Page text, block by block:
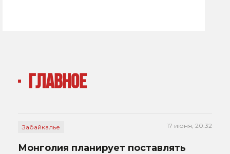
ГЛАВНОЕ
Забайкалье 17 июня, 20:32
Монголия планирует поставлять